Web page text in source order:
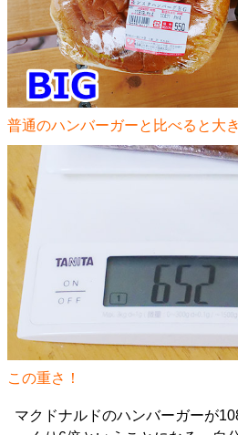
普通のハンバーガーと比べると大
この重さ！
マクドナルドのハンバーガーが